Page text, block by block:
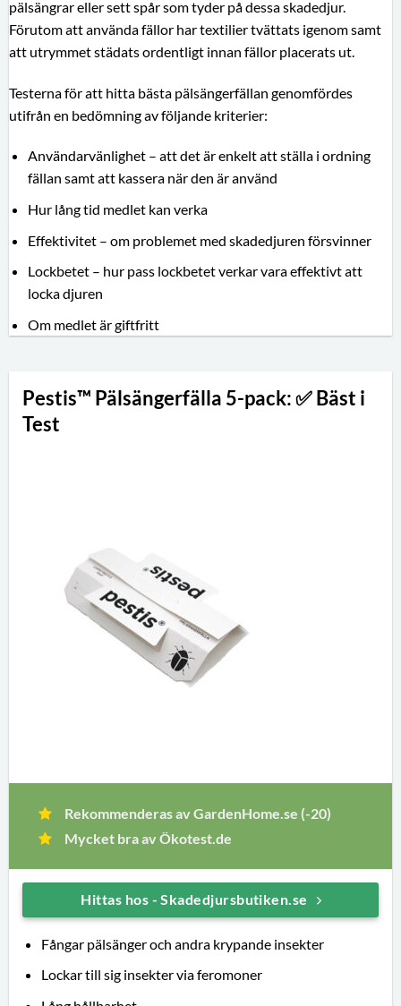
pälsängrar eller sett spår som tyder på dessa skadedjur.
Förutom att använda fällor har textilier tvättats igenom samt
att utrymmet städats ordentligt innan fällor placerats ut.
Testerna för att hitta bästa pälsängerfällan genomfördes
utifrån en bedömning av följande kriterier:
Användarvänlighet – att det är enkelt att ställa i ordning
fällan samt att kassera när den är använd
Hur lång tid medlet kan verka
Effektivitet – om problemet med skadedjuren försvinner
Lockbetet – hur pass lockbetet verkar vara effektivt att
locka djuren
Om medlet är giftfritt
Pestis™ Pälsängerfälla 5-pack: ✅ Bäst i
Test
Rekommenderas av GardenHome.se (-20)
Mycket bra av Ökotest.de
Hittas hos - Skadedjursbutiken.se
Fångar pälsänger och andra krypande insekter
Lockar till sig insekter via feromoner